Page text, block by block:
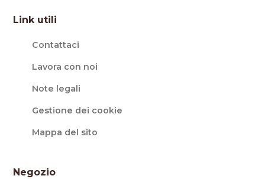
Link utili
Contattaci
Lavora con noi
Note legali
Gestione dei cookie
Mappa del sito
Negozio